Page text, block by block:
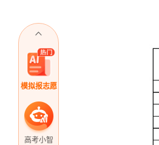
模拟报志愿
高考小智